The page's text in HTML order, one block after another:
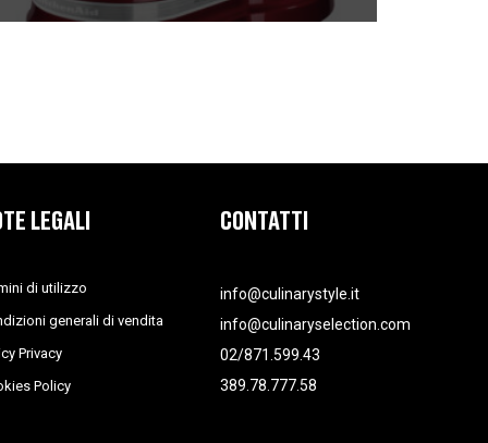
LEGALI
di utilizzo
generali di vendita
Privacy
Policy
CONTATTI
info@culinarystyle.it
info@culinaryselection.com
02/871.599.43
389.78.777.58